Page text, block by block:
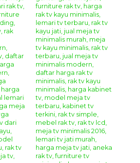
TV Jati Klasik Bombay
:
Kayu Jati
:Duco Kombinasi (Sesuai
Klasik Bombay:
(Ukuran 300x50x250 cm)
: 2 Piece (Ukuran 55x50x200 cm)
produkBufet TV Hiasmodel lain
Mewah Domani